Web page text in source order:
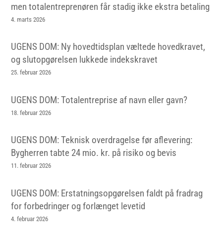
men totalentreprenøren får stadig ikke ekstra betaling
4. marts 2026
UGENS DOM: Ny hovedtidsplan væltede hovedkravet,
og slutopgørelsen lukkede indekskravet
25. februar 2026
UGENS DOM: Totalentreprise af navn eller gavn?
18. februar 2026
UGENS DOM: Teknisk overdragelse før aflevering:
Bygherren tabte 24 mio. kr. på risiko og bevis
11. februar 2026
UGENS DOM: Erstatningsopgørelsen faldt på fradrag
for forbedringer og forlænget levetid
4. februar 2026